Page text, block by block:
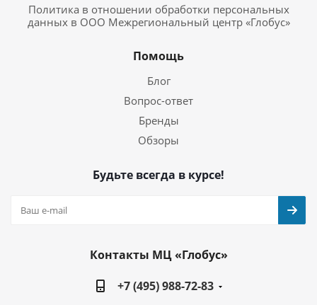
Политика в отношении обработки персональных
данных в ООО Межрегиональный центр «Глобус»
Помощь
Блог
Вопрос-ответ
Бренды
Обзоры
Будьте всегда в курсе!
Контакты МЦ «Глобус»
+7 (495) 988-72-83